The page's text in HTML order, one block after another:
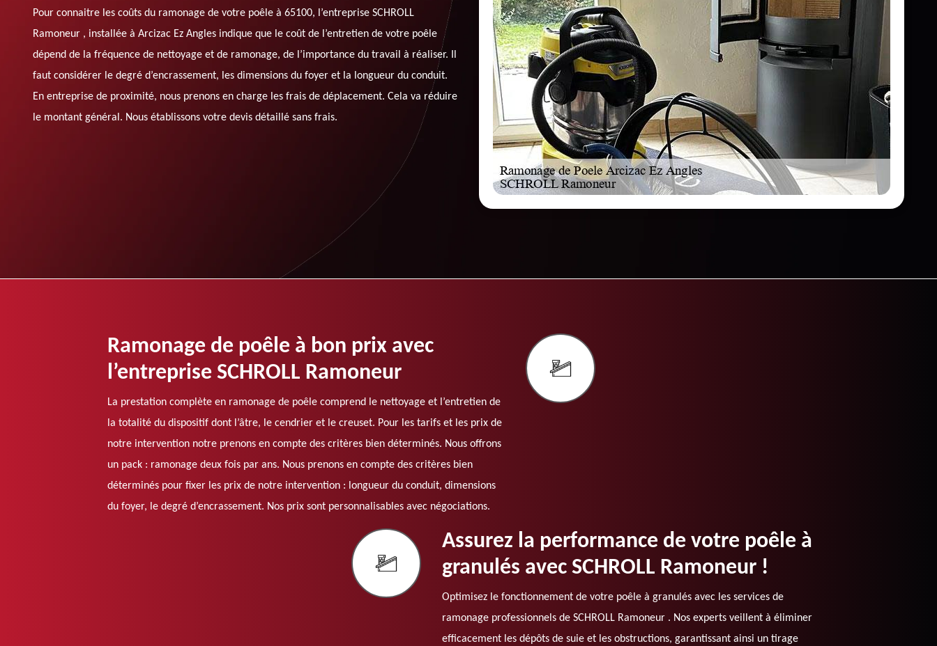
Pour connaitre les coûts du ramonage de votre poêle à 65100, l’entreprise SCHROLL
Ramoneur , installée à Arcizac Ez Angles indique que le coût de l’entretien de votre poêle
dépend de la fréquence de nettoyage et de ramonage, de l’importance du travail à réaliser. Il
faut considérer le degré d’encrassement, les dimensions du foyer et la longueur du conduit.
En entreprise de proximité, nous prenons en charge les frais de déplacement. Cela va réduire
le montant général. Nous établissons votre devis détaillé sans frais.
Ramonage de poêle à bon prix avec
l’entreprise SCHROLL Ramoneur
La prestation complète en ramonage de poêle comprend le nettoyage et l’entretien de
la totalité du dispositif dont l’âtre, le cendrier et le creuset. Pour les tarifs et les prix de
notre intervention notre prenons en compte des critères bien déterminés. Nous offrons
un pack : ramonage deux fois par ans. Nous prenons en compte des critères bien
déterminés pour fixer les prix de notre intervention : longueur du conduit, dimensions
du foyer, le degré d’encrassement. Nos prix sont personnalisables avec négociations.
Assurez la performance de votre poêle à
granulés avec SCHROLL Ramoneur !
Optimisez le fonctionnement de votre poêle à granulés avec les services de
ramonage professionnels de SCHROLL Ramoneur . Nos experts veillent à éliminer
efficacement les dépôts de suie et les obstructions, garantissant ainsi un tirage